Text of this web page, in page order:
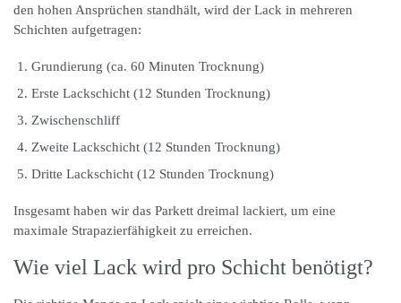
den hohen Ansprüchen standhält, wird der Lack in mehreren
Schichten aufgetragen:
Grundierung (ca. 60 Minuten Trocknung)
Erste Lackschicht (12 Stunden Trocknung)
Zwischenschliff
Zweite Lackschicht (12 Stunden Trocknung)
Dritte Lackschicht (12 Stunden Trocknung)
Insgesamt haben wir das Parkett dreimal lackiert, um eine
maximale Strapazierfähigkeit zu erreichen.
Wie viel Lack wird pro Schicht benötigt?